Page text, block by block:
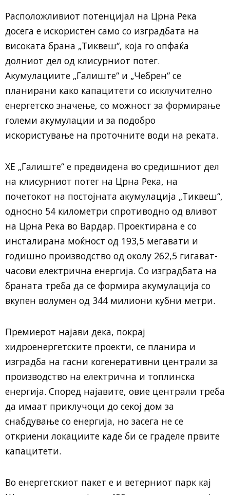
Расположливиот потенцијал на Црна Река
досега е искористен само со изградбата на
високата брана „Тиквеш“, која го опфаќа
долниот дел од клисурниот потег.
Акумулациите „Галиште“ и „Чебрен“ се
планирани како капацитети со исклучително
енергетско значење, со можност за формирање
големи акумулации и за подобро
искористување на проточните води на реката.
ХЕ „Галиште“ е предвидена во средишниот дел
на клисурниот потег на Црна Река, на
почетокот на постојната акумулација „Тиквеш“,
односно 54 километри спротиводно од вливот
на Црна Река во Вардар. Проектирана е со
инсталирана моќност од 193,5 мегавати и
годишно производство од околу 262,5 гигават-
часови електрична енергија. Со изградбата на
браната треба да се формира акумулација со
вкупен волумен од 344 милиони кубни метри.
Премиерот најави дека, покрај
хидроенергетските проекти, се планира и
изградба на гасни когенеративни централи за
производство на електрична и топлинска
енергија. Според најавите, овие централи треба
да имаат приклучоци до секој дом за
снабдување со енергија, но засега не се
откриени локациите каде би се граделе првите
капацитети.
Во енергетскиот пакет е и ветерниот парк кај